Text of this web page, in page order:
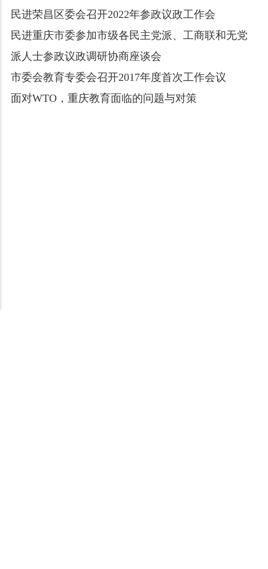
民进荣昌区委会召开2022年参政议政工作会
民进重庆市委参加市级各民主党派、工商联和无党
派人士参政议政调研协商座谈会
市委会教育专委会召开2017年度首次工作会议
面对WTO，重庆教育面临的问题与对策